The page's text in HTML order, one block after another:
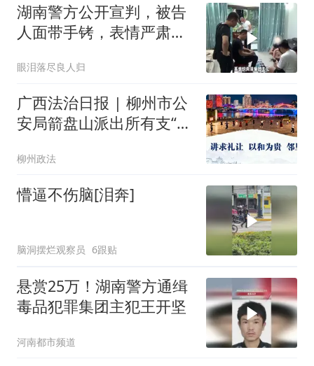
湖南警方公开宣判，被告
人面带手铐，表情严肃。
眼泪落尽良人归
广西法治日报 | 柳州市公
安局箭盘山派出所有支“调
柳州政法
懵逼不伤脑[泪奔]
脑洞摆烂观察员 6跟贴
悬赏25万！湖南警方通缉
毒品犯罪集团主犯王开坚
河南都市频道